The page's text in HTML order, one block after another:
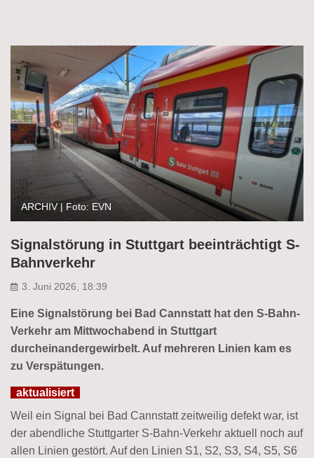
ARCHIV | Foto: EVN
Signalstörung in Stuttgart beeinträchtigt S-
Bahnverkehr
3. Juni 2026, 18:39
Eine Signalstörung bei Bad Cannstatt hat den S-Bahn-
Verkehr am Mittwochabend in Stuttgart
durcheinandergewirbelt. Auf mehreren Linien kam es
zu Verspätungen.
aktualisiert
Weil ein Signal bei Bad Cannstatt zeitweilig defekt war, ist
der abendliche Stuttgarter S-Bahn-Verkehr aktuell noch auf
allen Linien gestört. Auf den Linien S1, S2, S3, S4, S5, S6